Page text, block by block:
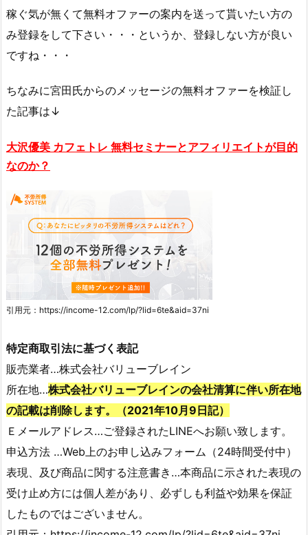
稼ぐ気が無くて無料オファーの案内を送って貰いたい方の
み登録をして下さい・・・というか、登録しない方が良い
ですね・・・
ちなみに宮田氏からのメッセージの無料オファーを検証し
た記事は↓
大沢優美 カフェトレ 無料セミナーとアフィリエイトが目的
なのか？
引用元：https://income-12.com/lp/?lid=6te&aid=37ni
特定商取引法に基づく表記
販売業者…株式会社バリューブレイン
所在地…株式会社バリューブレインの会社清算に伴い所在地
の記載は削除します。（2021年10月9日記）
Ｅメールアドレス…ご登録されたLINEへお願い致します。
申込方法 …Web上のお申し込みフォーム（24時間受付中）
表現、及び商品に関する注意書き…本商品に示された表現の
受け止め方には個人差があり、必ずしも利益や効果を保証
したものではございません。